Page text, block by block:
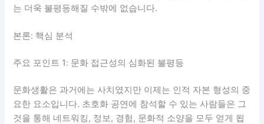
는 더욱 불평등해질 수밖에 없습니다.
본론: 핵심 분석
주요 포인트 1: 문화 접근성의 심화된 불평등
문화생활은 과거에는 사치였지만 이제는 인적 자본 형성의 중
요한 요소입니다. 초호화 공연에 참석할 수 있는 사람들은 그
것을 통해 네트워킹, 정보, 경험, 문화적 소양을 모두 얻게 됩